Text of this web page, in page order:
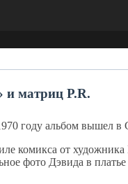
и матриц P.R.
году альбом вышел
комикса от
фото Дэвида в